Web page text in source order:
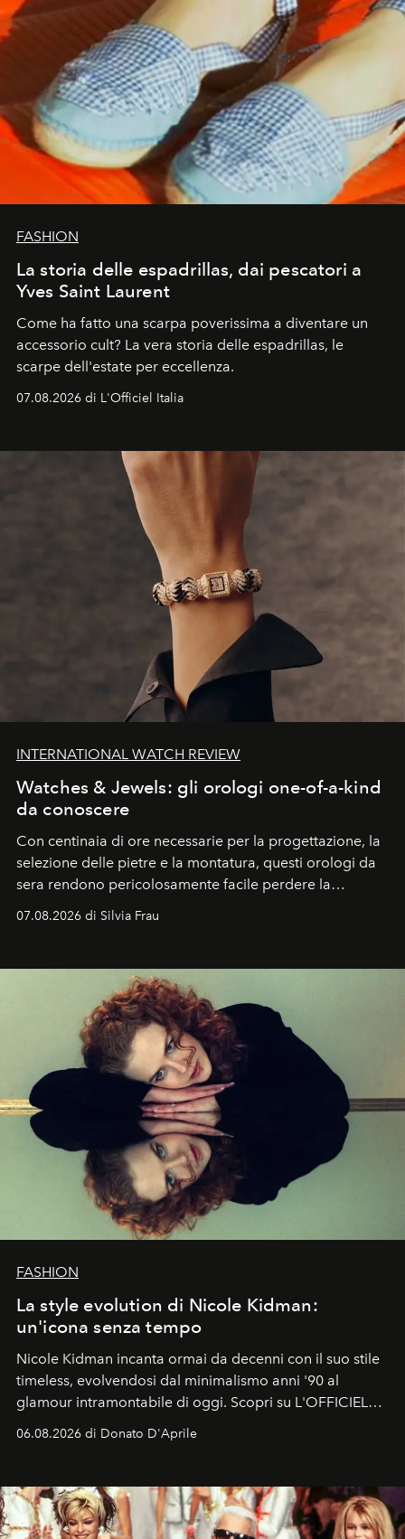
FASHION
La storia delle espadrillas, dai pescatori a
Yves Saint Laurent
Come ha fatto una scarpa poverissima a diventare un
accessorio cult? La vera storia delle espadrillas, le
scarpe dell'estate per eccellenza.
07.08.2026 di L'Officiel Italia
INTERNATIONAL WATCH REVIEW
Watches & Jewels: gli orologi one-of-a-kind
da conoscere
Con centinaia di ore necessarie per la progettazione, la
selezione delle pietre e la montatura, questi orologi da
sera rendono pericolosamente facile perdere la
cognizione del tempo. Ma con quadranti così
07.08.2026 di Silvia Frau
FASHION
La style evolution di Nicole Kidman:
un'icona senza tempo
Nicole Kidman incanta ormai da decenni con il suo stile
timeless, evolvendosi dal minimalismo anni '90 al
glamour intramontabile di oggi. Scopri su L'OFFICIEL
Italia la sua style evolution.
06.08.2026 di Donato D'Aprile